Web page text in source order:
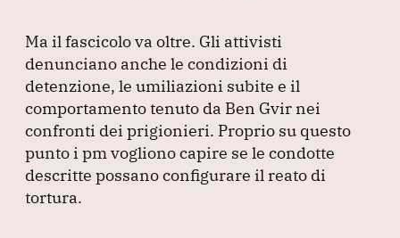
Ma il fascicolo va oltre. Gli attivisti
denunciano anche le condizioni di
detenzione, le umiliazioni subite e il
comportamento tenuto da Ben Gvir nei
confronti dei prigionieri. Proprio su questo
punto i pm vogliono capire se le condotte
descritte possano configurare il reato di
tortura.